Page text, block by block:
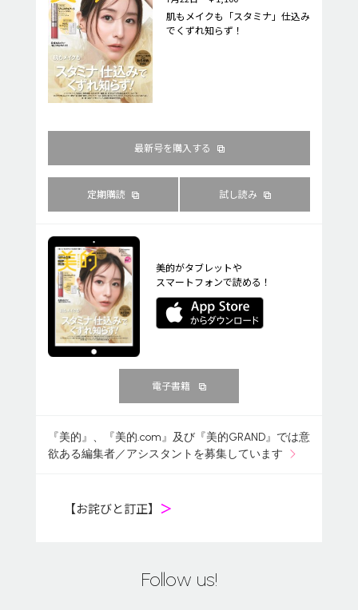
肌もメイクも「スタミナ」仕込み
でくずれ知らず！
最新号を購入する
定期購読 試し読み
美的がタブレットや
スマートフォンで読める！
電子書籍
『美的』、『美的.com』及び『美的GRAND』では意
欲ある編集者／アシスタントを募集しています
【お詫びと訂正】 ＞
Follow us!